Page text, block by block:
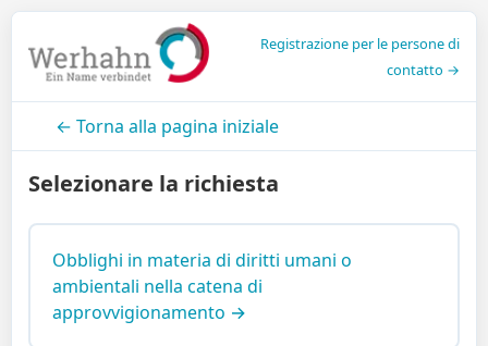
Registrazione per le persone di
contatto →
← Torna alla pagina iniziale
Selezionare la richiesta
Obblighi in materia di diritti umani o
ambientali nella catena di
approvvigionamento →